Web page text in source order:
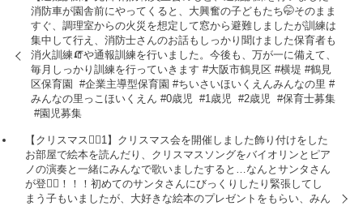
消防車が園舎前にやってくると、大興奮の子どもたち🤭そのまま
すぐ、調理室からの火災を想定して窓から避難しましたが訓練は
集中して行え、消防士さんのお話もしっかり聞けました保育者も
消火訓練🧯や通報訓練を行いました。今後も、万が一に備えて、
毎月しっかり訓練を行っていきます︎⁡ #大阪市鶴見区 #横堤 #鶴見
区保育園 ⁡ #企業主導型保育園 #ちいさいほいくえんみんなの里 #
みんなの里っこほいくえん #0歳児 ⁡ #1歳児 ⁡ #2歳児 ⁡ #保育士募集
⁡ #園児募集
【クリスマス会🏻1】クリスマス会を開催しました飾り付けをした
お部屋で絵本を読んだり、クリスマスソングをバイオリンとピア
ノの演奏と一緒にみんなで歌いましたすると…なんとサンタさん
が登場🏻！！！初めてのサンタさんにびっくりしたり緊張してし
まう子もいましたが、大好きな絵本のプレゼントをもらい、みん